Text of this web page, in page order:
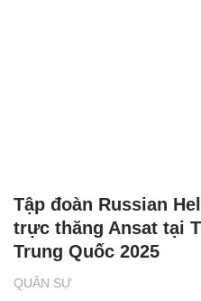
QUÂN SỰ
Tập đoàn Russian
trực thăng Ansat tại
Trung Quốc 2025